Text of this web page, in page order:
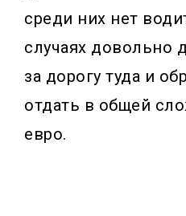
среди них нет
случаях довольно
за дорогу туда и
отдать в общей
евро.